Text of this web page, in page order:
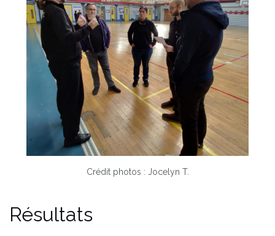
Crédit photos : Jocelyn T.
Résultats